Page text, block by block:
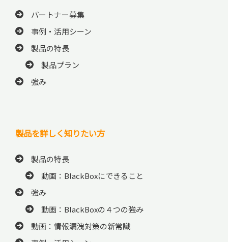
パートナー募集
事例・活用シーン
製品の特長
製品プラン
強み
製品を詳しく知りたい方
製品の特長
動画：BlackBoxにできること
強み
動画：BlackBoxの４つの強み
動画：情報漏洩対策の新常識